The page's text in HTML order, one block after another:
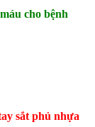
cho bệnh
sắt phủ nhựa